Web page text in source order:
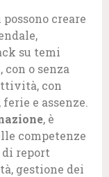
possono creare
su temi
o senza
con
e assenze.
, è
competenze
di report
gestione dei